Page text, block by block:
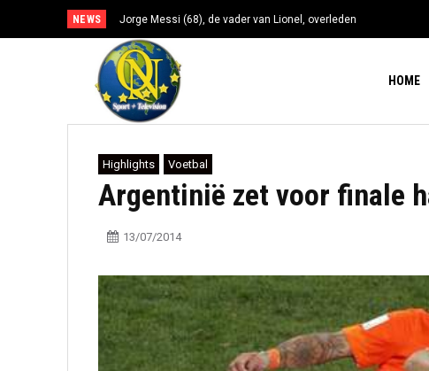
NEWS Jorge Messi (68), de vader van Lionel, overleden
HOME
Highlights Voetbal
Argentinië zet voor finale
13/07/2014